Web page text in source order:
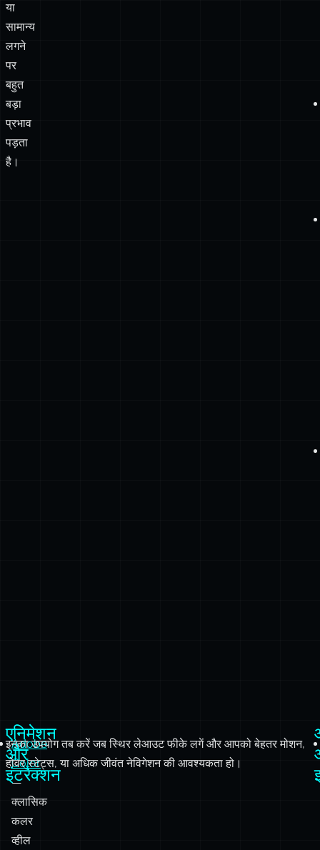
या
सामान्य
लगने
पर
बहुत
बड़ा
प्रभाव
पड़ता
है।
Adobe
Color
—
क्लासिक
कलर
व्हील
एनिमेशन
और
इंटरैक्शन
इनका उपयोग तब करें जब स्थिर लेआउट फीके लगें और आपको बेहतर मोशन,
होवर स्टेट्स, या अधिक जीवंत नेविगेशन की आवश्यकता हो।